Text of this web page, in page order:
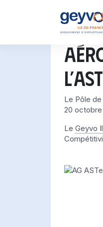
Le Pôle
20 octobre
Le Geyvo